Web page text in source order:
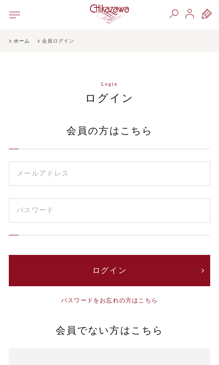
ホーム 会員ログイン
Login
ログイン
会員の方はこちら
パスワードをお忘れの方はこちら
会員でない方はこちら